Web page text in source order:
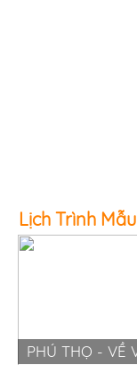
Lịch Trình Mẫu